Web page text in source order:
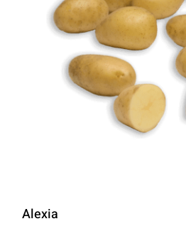
Alexia